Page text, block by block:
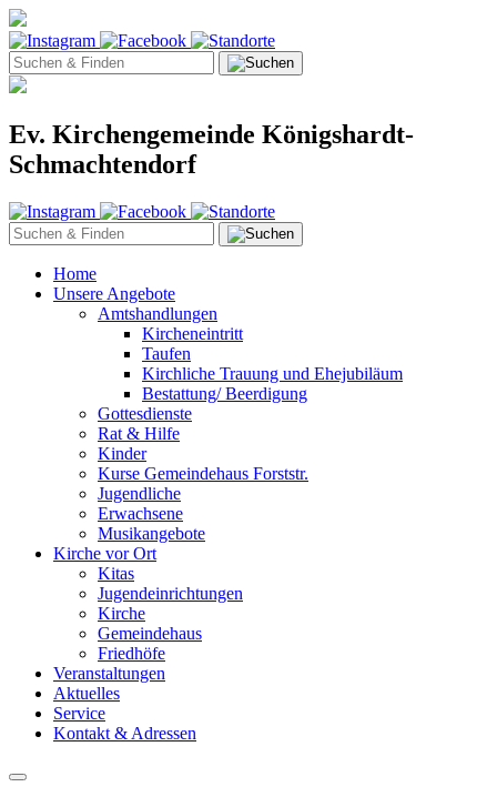
Ev. Kirchengemeinde Königshardt-
Schmachtendorf
Home
Unsere Angebote
Amtshandlungen
Kircheneintritt
Taufen
Kirchliche Trauung und Ehejubiläum
Bestattung/ Beerdigung
Gottesdienste
Rat & Hilfe
Kinder
Kurse Gemeindehaus Forststr.
Jugendliche
Erwachsene
Musikangebote
Kirche vor Ort
Kitas
Jugendeinrichtungen
Kirche
Gemeindehaus
Friedhöfe
Veranstaltungen
Aktuelles
Service
Kontakt & Adressen